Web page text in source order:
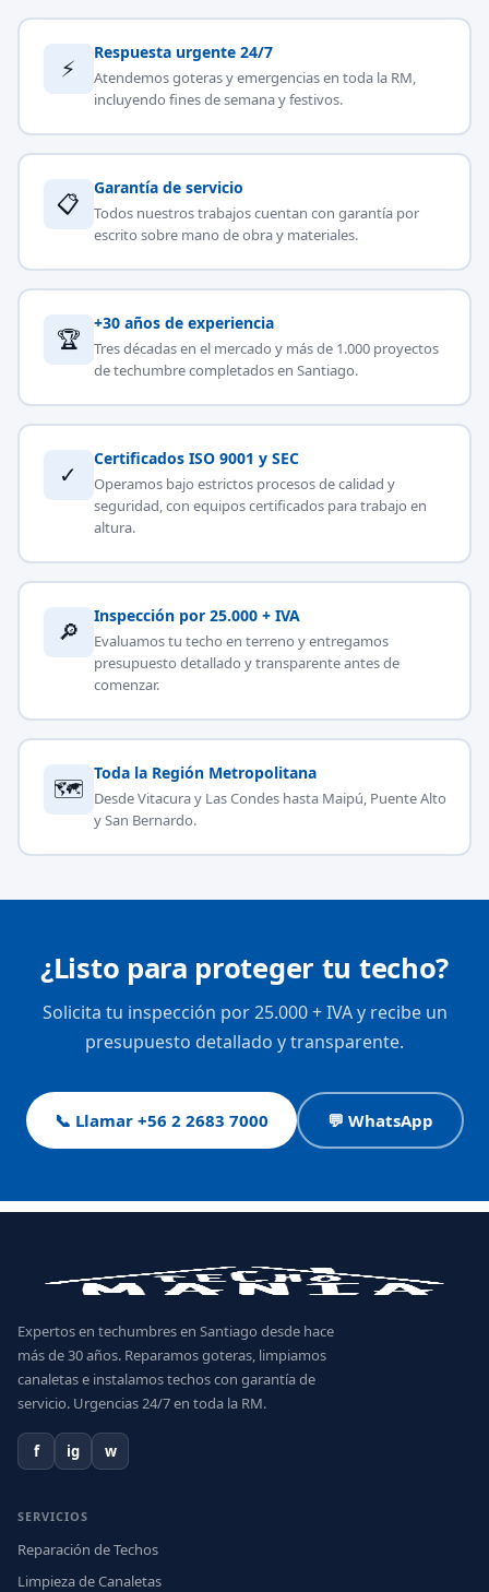
⚡
Respuesta urgente 24/7
Atendemos goteras y emergencias en toda la RM,
incluyendo fines de semana y festivos.
📋
Garantía de servicio
Todos nuestros trabajos cuentan con garantía por
escrito sobre mano de obra y materiales.
🏆
+30 años de experiencia
Tres décadas en el mercado y más de 1.000 proyectos
de techumbre completados en Santiago.
✓
Certificados ISO 9001 y SEC
Operamos bajo estrictos procesos de calidad y
seguridad, con equipos certificados para trabajo en
altura.
🔎
Inspección por 25.000 + IVA
Evaluamos tu techo en terreno y entregamos
presupuesto detallado y transparente antes de
comenzar.
🗺
Toda la Región Metropolitana
Desde Vitacura y Las Condes hasta Maipú, Puente Alto
y San Bernardo.
¿Listo para proteger tu techo?
Solicita tu inspección por 25.000 + IVA y recibe un
presupuesto detallado y transparente.
📞 Llamar +56 2 2683 7000 💬 WhatsApp
Expertos en techumbres en Santiago desde hace
más de 30 años. Reparamos goteras, limpiamos
canaletas e instalamos techos con garantía de
servicio. Urgencias 24/7 en toda la RM.
f ig w
SERVICIOS
Reparación de Techos
Limpieza de Canaletas